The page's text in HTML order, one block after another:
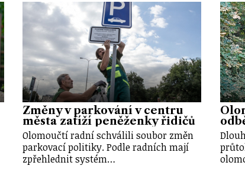
Změny v parkování v centru
města zatíží peněženky řidičů
Olomoučtí radní schválili soubor změn
parkovací politiky. Podle radních mají
zpřehlednit systém…